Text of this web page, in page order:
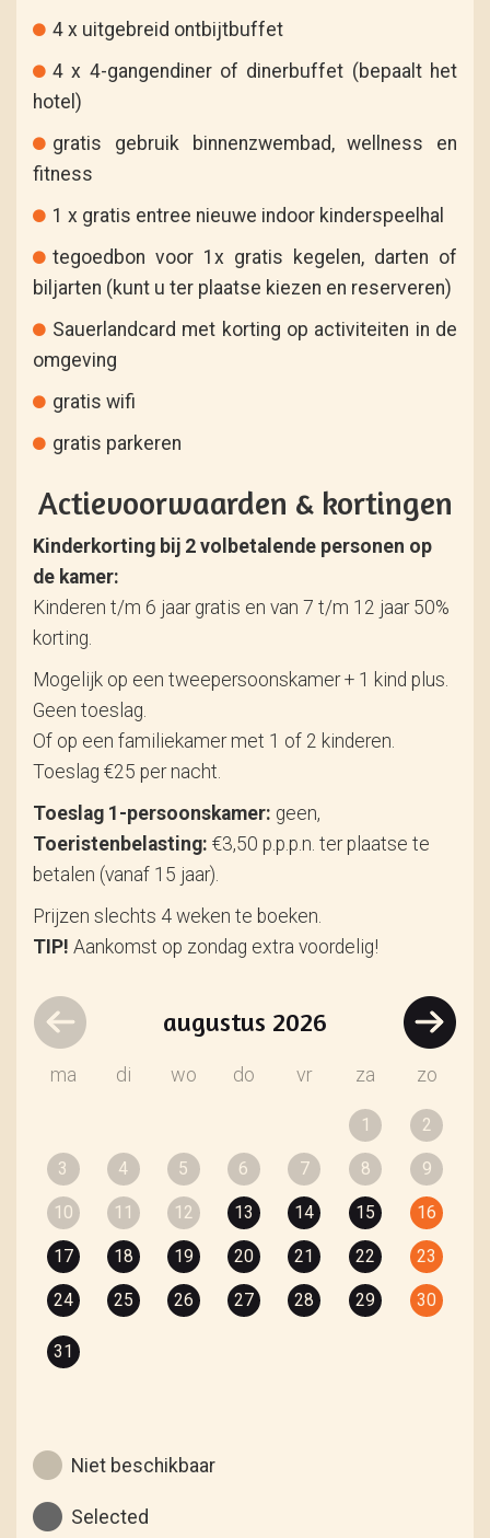
4 x uitgebreid ontbijtbuffet
4 x 4-gangendiner of dinerbuffet (bepaalt het
hotel)
gratis gebruik binnenzwembad, wellness en
fitness
1 x gratis entree nieuwe indoor kinderspeelhal
tegoedbon voor 1x gratis kegelen, darten of
biljarten (kunt u ter plaatse kiezen en reserveren)
Sauerlandcard met korting op activiteiten in de
omgeving
gratis wifi
gratis parkeren
Actievoorwaarden & kortingen
Kinderkorting bij 2 volbetalende personen op
de kamer:
Kinderen t/m 6 jaar gratis en van 7 t/m 12 jaar 50%
korting.
Mogelijk op een tweepersoonskamer + 1 kind plus.
Geen toeslag.
Of op een familiekamer met 1 of 2 kinderen.
Toeslag €25 per nacht.
Toeslag 1-persoonskamer: geen,
Toeristenbelasting: €3,50 p.p.p.n. ter plaatse te
betalen (vanaf 15 jaar).
Prijzen slechts 4 weken te boeken.
TIP! Aankomst op zondag extra voordelig!
augustus 2026
ma di wo do vr za zo
1 2
3 4 5 6 7 8 9
10 11 12 13 14 15 16
17 18 19 20 21 22 23
24 25 26 27 28 29 30
31
Niet beschikbaar
Selected